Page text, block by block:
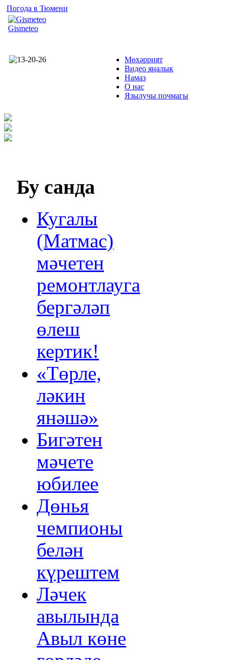
Погода в Тюмени
Gismeteo
Мөхәррият
Видео яңалык
Намаз
О нас
Язылучы почмагы
Бу санда
Кугалы
(Матмас)
мәчетен
ремонтлауга
бергәләп
өлеш
кертик!
«Төрле,
ләкин
янәшә»
Бигәтен
мәчете
юбилее
Дөнья
чемпионы
белән
күрештем
Ләчек
авылында
Авыл көне